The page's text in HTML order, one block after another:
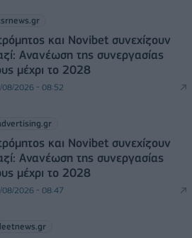
και Novibet συνεχίζουν
Ανανέωση της συνεργασίας
μέχρι το 2028
08/2026 - 08:52
και Novibet συνεχίζουν
Ανανέωση της συνεργασίας
μέχρι το 2028
08/2026 - 08:47